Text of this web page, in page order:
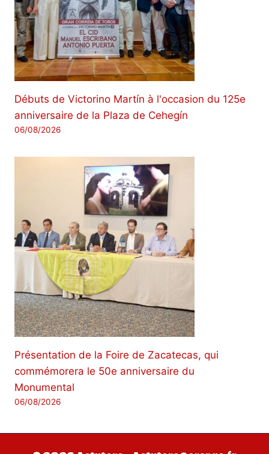
Débuts de Victorino Martín à l'occasion du 125e
anniversaire de la Plaza de Cehegín
06/08/2026
Présentation de la Foire de Zacatecas, qui
commémorera le 50e anniversaire du
Monumental
06/08/2026